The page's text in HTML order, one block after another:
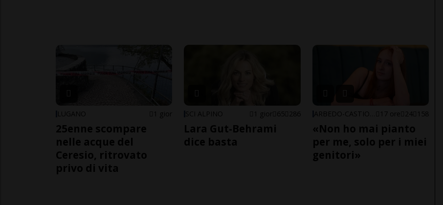
LUGANO 1 gior
25enne scompare
nelle acque del
Ceresio, ritrovato
privo di vita
SCI ALPINO 1 gior 65 286
Lara Gut-Behrami
dice basta
17 ore 24 158
«Non ho mai pianto
per me, solo per i miei
genitori»